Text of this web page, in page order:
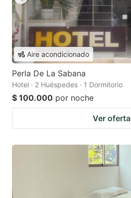
Aire acondicionado
Perla De La Sabana
Hotel · 2 Huéspedes · 1 Dormitorio
$ 100.000 por noche
Ver oferta